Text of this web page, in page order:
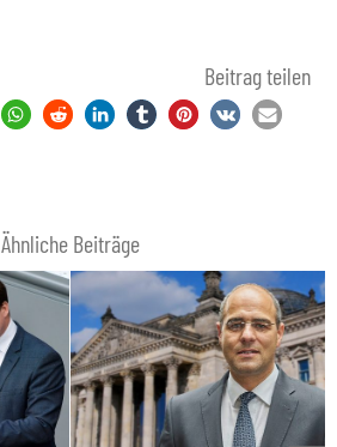
Beitrag teilen
Ähnliche Beiträge